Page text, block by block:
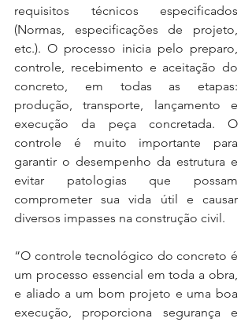
requisitos técnicos especificados
(Normas, especificações de projeto,
etc.). O processo inicia pelo preparo,
controle, recebimento e aceitação do
concreto, em todas as etapas:
produção, transporte, lançamento e
execução da peça concretada. O
controle é muito importante para
garantir o desempenho da estrutura e
evitar patologias que possam
comprometer sua vida útil e causar
diversos impasses na construção civil.
“O controle tecnológico do concreto é
um processo essencial em toda a obra,
e aliado a um bom projeto e uma boa
execução, proporciona segurança e